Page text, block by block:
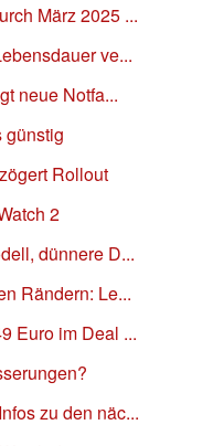
März 2025 ...
ve...
neue Notfa...
günstig
Rollout
2
dünnere D...
Rändern: Le...
Euro im Deal ...
zu den näc...